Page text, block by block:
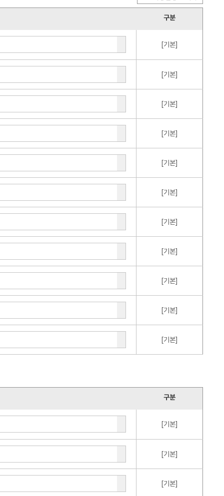
구분
[기본]
[기본]
[기본]
[기본]
[기본]
[기본]
[기본]
[기본]
[기본]
[기본]
[기본]
구분
[기본]
[기본]
[기본]